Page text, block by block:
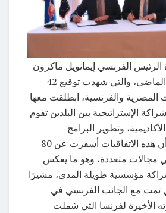
الرئيس الفرنسي إيمانويل ماكرون
إلى مصر في أبريل الماضي، والتي شهدت توقيع 42
المصرية والفرنسية، انطلقت معها
الإستراتيجية بين البلدين تقوم
وتطوير البرامج
المشتركة، موضحًا أن هذه الاتفاقيات أسفرت عن 80
متعددة، وهو ما يعكس
مؤسسية طويلة المدى، مشيرًا
تمت مع الجانب الفرنسي في
الأخيرة لفرنسا التي شملت